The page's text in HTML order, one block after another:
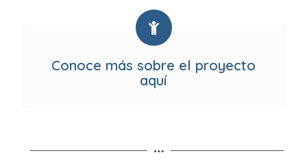
Conoce más sobre el proyecto
aquí